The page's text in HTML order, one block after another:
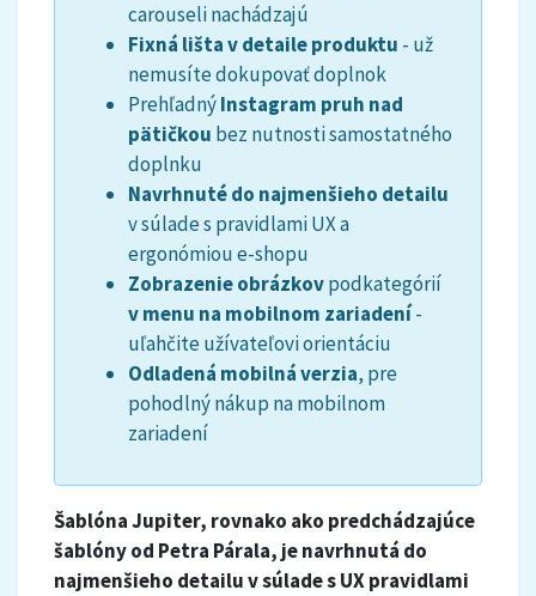
carouseli nachádzajú
Fixná lišta v detaile produktu - už
nemusíte dokupovať doplnok
PrehľadnýInstagram pruh nad
pätičkou bez nutnosti samostatného
doplnku
Navrhnuté do najmenšieho detailu
v súlade s pravidlami UX a
ergonómiou e-shopu
Zobrazenie obrázkovpodkategórií
v menu na mobilnom zariadení-
uľahčite užívateľovi orientáciu
Odladená mobilná verzia, pre
pohodlný nákup na mobilnom
zariadení
Šablóna Jupiter, rovnako ako predchádzajúce
šablóny od Petra Párala, je navrhnutá do
najmenšieho detailu v súlade s UX pravidlami